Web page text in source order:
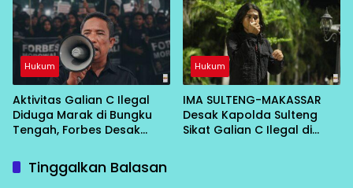
Hukum
Aktivitas Galian C Ilegal
Diduga Marak di Bungku
Tengah, Forbes Desak
Bertindak
Hukum
IMA SULTENG-MAKASSAR
Desak Kapolda Sulteng
Sikat Galian C Ilegal di
Tinggalkan Balasan